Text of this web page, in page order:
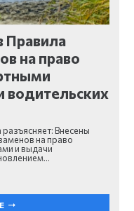
Правила
на право
водительских
Внесены
на право
и выдачи